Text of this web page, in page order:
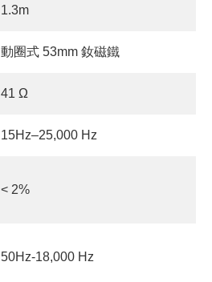
1.3m
動圈式 53mm 釹磁鐵
41 Ω
15Hz–25,000 Hz
< 2%
50Hz-18,000 Hz